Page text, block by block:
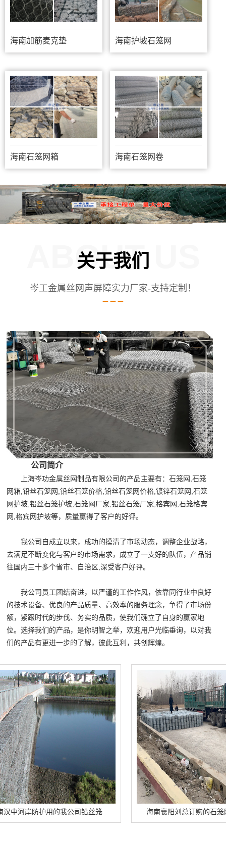
海南加筋麦克垫 海南护坡石笼网
海南石笼网箱 海南石笼网卷
关于我们
ABOUT US
岑工金属丝网声屏障实力厂家-支持定制！
公司简介
上海岑功金属丝网制品有限公司的产品主要有：石笼网,石笼
网箱,铅丝石笼网,铅丝石笼价格,铅丝石笼网价格,镀锌石笼网,石笼
网护坡,铅丝石笼护坡,石笼网厂家,铅丝石笼厂家,格宾网,石笼格宾
网,格宾网护坡等，质量赢得了客户的好评。
我公司自成立以来，成功的摸清了市场动态，调整企业战略，
去满足不断变化与客户的市场需求，成立了一支好的队伍，产品销
往国内三十多个省市、自治区,深受客户好评。
我公司员工团结奋进，以严谨的工作作风，依靠同行业中良好
的技术设备、优良的产品质量、高效率的服务理念，争得了市场份
额，紧跟时代的步伐、务实的品质，使我们确立了自身的赢家地
位。选择我们的产品，是你明智之举，欢迎用户光临垂询，以对我
们的产品有更进一步的了解，彼此互利，共创辉煌。
岸防护用的我公司铅丝笼 海南襄阳刘总订购的石笼网卷正